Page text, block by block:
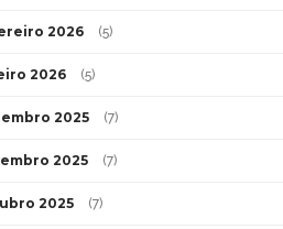
2026 (5)
2026 (5)
2025 (7)
2025 (7)
2025 (7)